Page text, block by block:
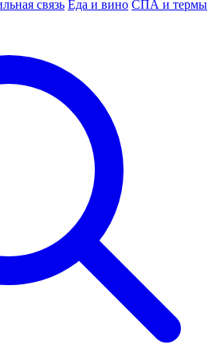
связь Еда и вино СПА и термы